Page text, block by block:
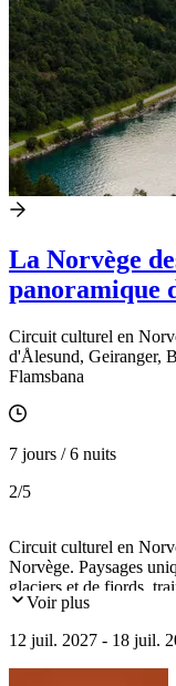
La Norvège
panoramique
Circuit culturel en
d'Ålesund, Geiranger,
Flamsbana
7 jours / 6 nuits
2/5
Circuit culturel en
Norvège. Paysages
glaciers et de fjords,
paysages
funiculaire au mont
dans le Lysefjord à
Voir plus
12 juil. 2027 - 18 juil.